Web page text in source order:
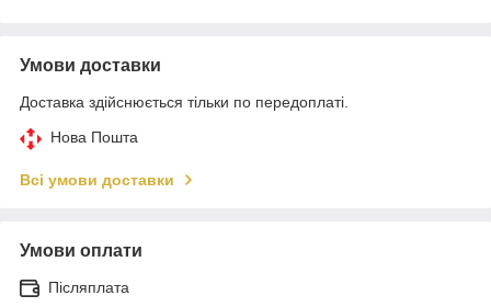
Умови доставки
Доставка здійснюється тільки по передоплаті.
Нова Пошта
Всі умови доставки
Умови оплати
Післяплата